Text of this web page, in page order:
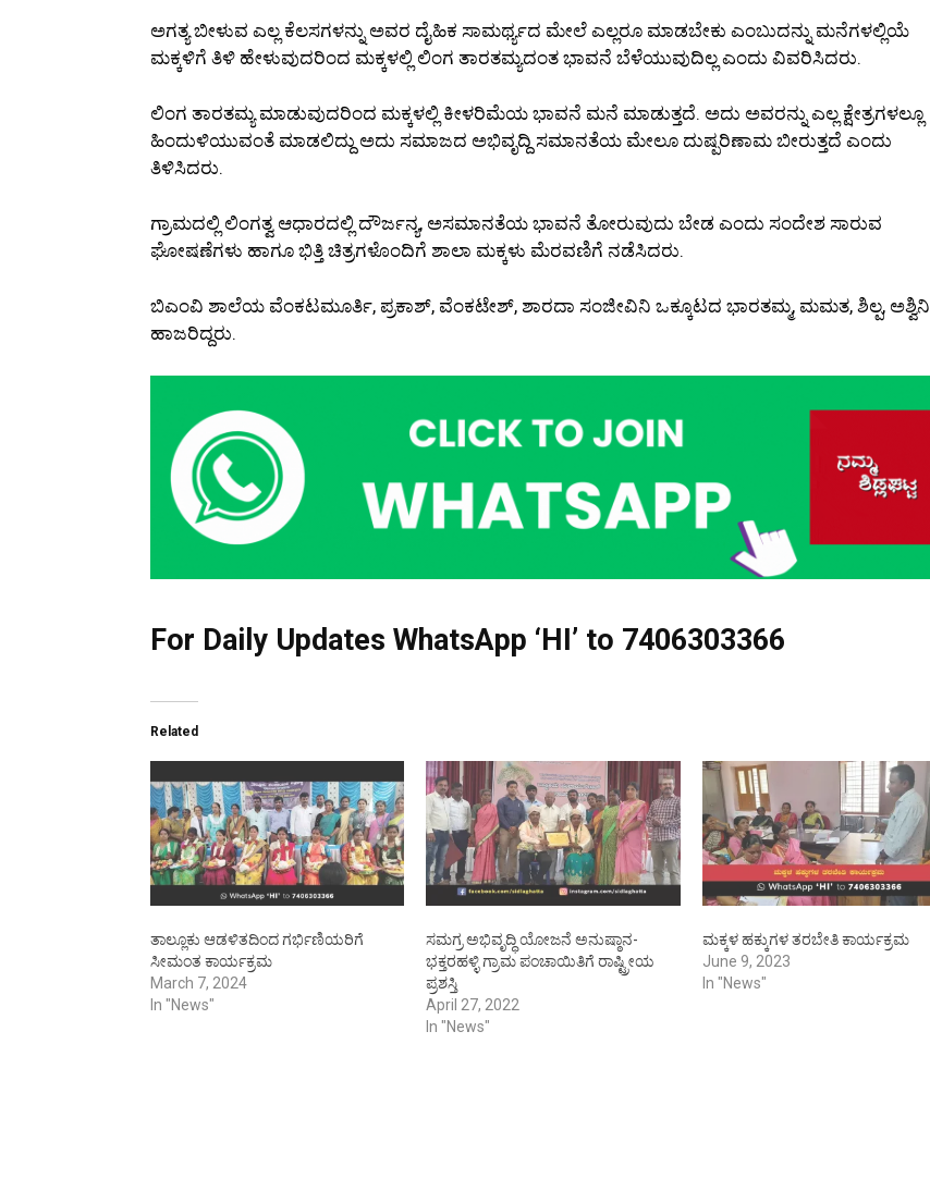
ಅಗತ್ಯ ಬೀಳುವ ಎಲ್ಲ ಕೆಲಸಗಳನ್ನು ಅವರ ದೈಹಿಕ ಸಾಮರ್ಥ್ಯದ ಮೇಲೆ ಎಲ್ಲರೂ ಮಾಡಬೇಕು ಎಂಬುದನ್ನು ಮನೆಗಳಲ್ಲಿಯೆ
ಮಕ್ಕಳಿಗೆ ತಿಳಿ ಹೇಳುವುದರಿಂದ ಮಕ್ಕಳಲ್ಲಿ ಲಿಂಗ ತಾರತಮ್ಯದಂತ ಭಾವನೆ ಬೆಳೆಯುವುದಿಲ್ಲ ಎಂದು ವಿವರಿಸಿದರು.
ಲಿಂಗ ತಾರತಮ್ಯ ಮಾಡುವುದರಿಂದ ಮಕ್ಕಳಲ್ಲಿ ಕೀಳರಿಮೆಯ ಭಾವನೆ ಮನೆ ಮಾಡುತ್ತದೆ. ಅದು ಅವರನ್ನು ಎಲ್ಲ ಕ್ಷೇತ್ರಗಳಲ್ಲೂ
ಹಿಂದುಳಿಯುವಂತೆ ಮಾಡಲಿದ್ದು ಅದು ಸಮಾಜದ ಅಭಿವೃದ್ದಿ ಸಮಾನತೆಯ ಮೇಲೂ ದುಷ್ಪರಿಣಾಮ ಬೀರುತ್ತದೆ ಎಂದು
ತಿಳಿಸಿದರು.
ಗ್ರಾಮದಲ್ಲಿ ಲಿಂಗತ್ವ ಆಧಾರದಲ್ಲಿ ದೌರ್ಜನ್ಯ, ಅಸಮಾನತೆಯ ಭಾವನೆ ತೋರುವುದು ಬೇಡ ಎಂದು ಸಂದೇಶ ಸಾರುವ
ಘೋಷಣೆಗಳು ಹಾಗೂ ಭಿತ್ತಿ ಚಿತ್ರಗಳೊಂದಿಗೆ ಶಾಲಾ ಮಕ್ಕಳು ಮೆರವಣಿಗೆ ನಡೆಸಿದರು.
ಬಿಎಂವಿ ಶಾಲೆಯ ವೆಂಕಟಮೂರ್ತಿ, ಪ್ರಕಾಶ್, ವೆಂಕಟೇಶ್, ಶಾರದಾ ಸಂಜೀವಿನಿ ಒಕ್ಕೂಟದ ಭಾರತಮ್ಮ, ಮಮತ, ಶಿಲ್ಪ, ಅಶ್ವಿನಿ
ಹಾಜರಿದ್ದರು.
For Daily Updates WhatsApp ‘HI’ to 7406303366
Related
ತಾಲ್ಲೂಕು ಆಡಳಿತದಿಂದ ಗರ್ಭಿಣಿಯರಿಗೆ
ಸೀಮಂತ ಕಾರ್ಯಕ್ರಮ
March 7, 2024
In "News"
ಸಮಗ್ರ ಅಭಿವೃದ್ಧಿ ಯೋಜನೆ ಅನುಷ್ಠಾನ-
ಭಕ್ತರಹಳ್ಳಿ ಗ್ರಾಮ ಪಂಚಾಯಿತಿಗೆ ರಾಷ್ಟ್ರೀಯ
ಪ್ರಶಸ್ತಿ
April 27, 2022
In "News"
ಮಕ್ಕಳ ಹಕ್ಕುಗಳ ತರಬೇತಿ ಕಾರ್ಯಕ್ರಮ
June 9, 2023
In "News"